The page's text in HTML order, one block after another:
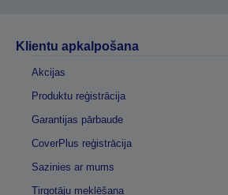
Klientu apkalpošana
Akcijas
Produktu reģistrācija
Garantijas pārbaude
CoverPlus reģistrācija
Sazinies ar mums
Tirgotāju meklēšana